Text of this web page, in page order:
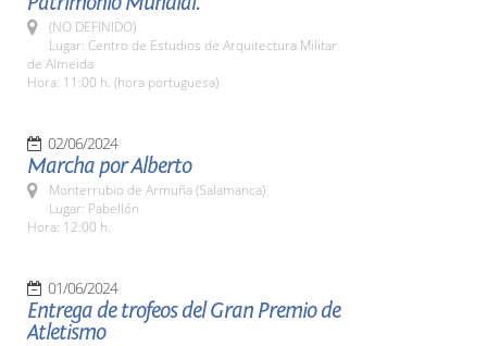
(NO DEFINIDO)
Lugar: Centro de Estudios de Arquitectura Militar
de Almeida
Hora: 11:00 h. (hora portuguesa)
02/06/2024
Marcha por Alberto
Monterrubio de Armuña (Salamanca)
Lugar: Pabellón
Hora: 12:00 h.
01/06/2024
Entrega de trofeos del Gran Premio de
Atletismo